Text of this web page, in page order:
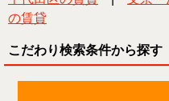
の賃貸
こだわり検索条件から探す